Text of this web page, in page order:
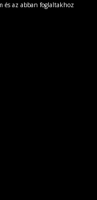
és az abban foglaltakhoz